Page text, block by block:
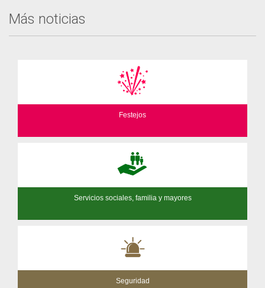
Más noticias
Festejos
Servicios sociales, familia y mayores
Seguridad